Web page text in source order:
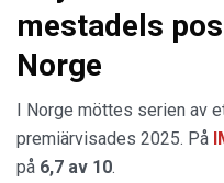
mestadels
Norge
I Norge möttes serien av
premiärvisades 2025. På
på 6,7 av 10.